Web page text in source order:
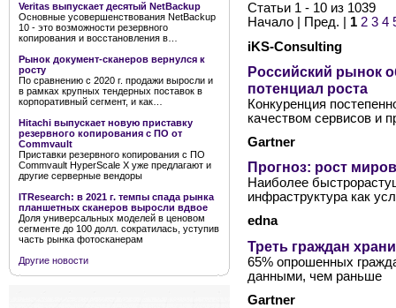
Veritas выпускает десятый NetBackup
Основные усовершенствования NetBackup
10 - это возможности резервного
копирования и восстановления в…
Рынок документ-сканеров вернулся к
росту
По сравнению с 2020 г. продажи выросли и
в рамках крупных тендерных поставок в
корпоративный сегмент, и как…
Hitachi выпускает новую приставку
резервного копирования с ПО от
Commvault
Приставки резервного копирования с ПО
Commvault HyperScale X уже предлагают и
другие серверные вендоры
ITResearch: в 2021 г. темпы спада рынка
планшетных сканеров выросли вдвое
Доля универсальных моделей в ценовом
сегменте до 100 долл. сократилась, уступив
часть рынка фотосканерам
Другие новости
Статьи 1 - 10 из 1039
Начало | Пред. | 1 2 3 4
iKS-Consulting
Российский рынок
потенциал роста
Конкуренция
качеством сервисов и
Gartner
Прогноз: рост
Наиболее
инфраструктура как
edna
Треть граждан
65% опрошенных
данными, чем раньше
Gartner